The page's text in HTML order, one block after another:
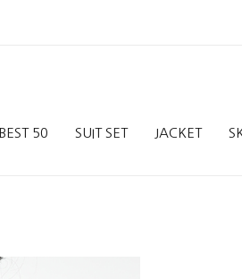
BEST 50 SUIT SET JACKET